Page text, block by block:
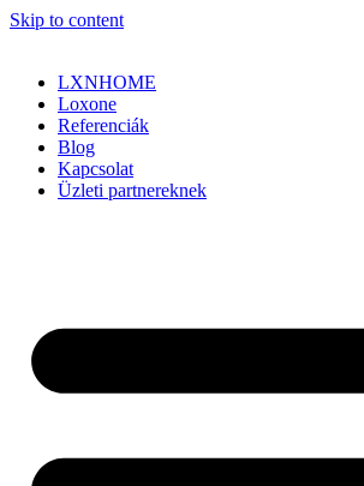
Skip to content
LXNHOME
Loxone
Referenciák
Blog
Kapcsolat
Üzleti partnereknek